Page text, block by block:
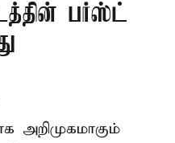
பர்ஸ்ட்
அறிமுகமாகும்